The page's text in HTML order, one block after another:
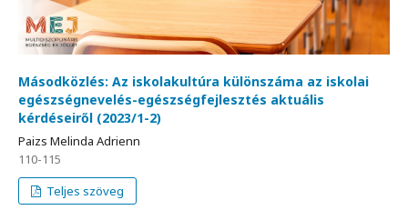
Másodközlés: Az iskolakultúra különszáma az iskolai
egészségnevelés-egészségfejlesztés aktuális
kérdéseiről (2023/1-2)
Paizs Melinda Adrienn
110-115
Teljes szöveg